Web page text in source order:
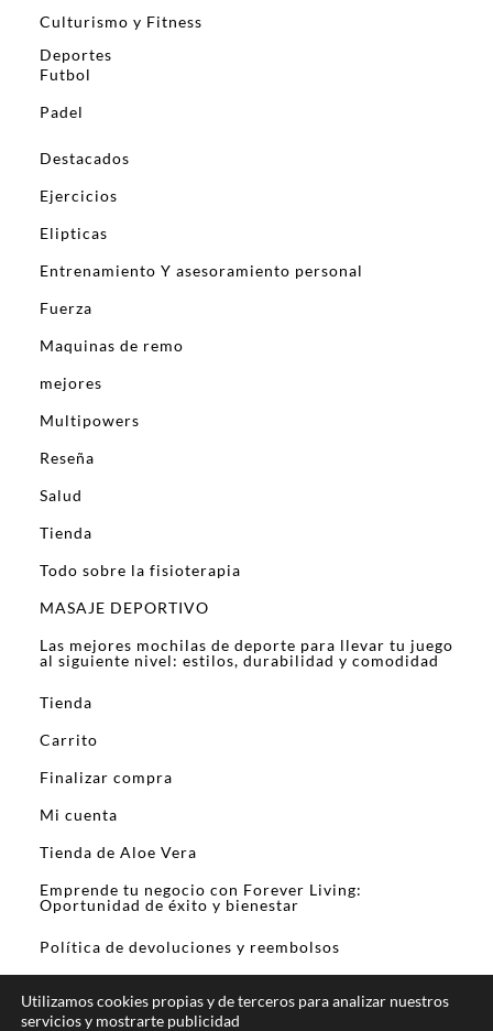
Culturismo y Fitness
Deportes
Futbol
Padel
Destacados
Ejercicios
Elipticas
Entrenamiento Y asesoramiento personal
Fuerza
Maquinas de remo
mejores
Multipowers
Reseña
Salud
Tienda
Todo sobre la fisioterapia
MASAJE DEPORTIVO
Las mejores mochilas de deporte para llevar tu juego
al siguiente nivel: estilos, durabilidad y comodidad
Tienda
Carrito
Finalizar compra
Mi cuenta
Tienda de Aloe Vera
Emprende tu negocio con Forever Living:
Oportunidad de éxito y bienestar
Política de devoluciones y reembolsos
Utilizamos cookies propias y de terceros para analizar nuestros
servicios y mostrarte publicidad